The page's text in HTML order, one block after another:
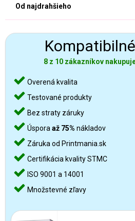
Od najdrahšieho
8 z 10 zákazníkov
Overená kvalita
Testované produkty
Bez straty záruky
Úspora až 75% nákladov
Záruka od Printmania.sk
Certifikácia kvality STMC
ISO 9001 a 14001
Množstevné zľavy